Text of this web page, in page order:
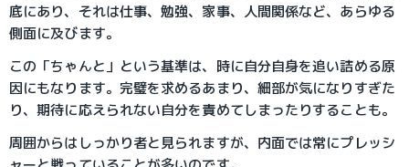
底にあり、それは仕事、勉強、家事、人間関係など、あらゆる
側面に及びます。
この「ちゃんと」という基準は、時に自分自身を追い詰める原
因にもなります。完璧を求めるあまり、細部が気になりすぎた
り、期待に応えられない自分を責めてしまったりすることも。
周囲からはしっかり者と見られますが、内面では常にプレッシ